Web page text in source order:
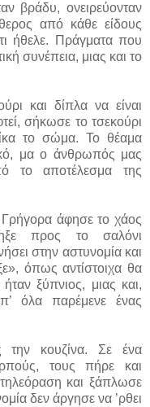
βράδυ, ονειρεύονταν
από κάθε είδους
ήθελε. Πράγματα που
συνέπεια, μιας και το
και δίπλα να είναι
σήκωσε το τσεκούρι
το σώμα. Το θέαμα
μα ο άνθρωπός μας
το αποτέλεσμα της
Γρήγορα άφησε το χάος
προς το σαλόνι
στην αστυνομία και
όπως αντίστοιχα θα
ξύπνιος, μιας και,
όλα παρέμενε ένας
την κουζίνα. Σε ένα
τους πήρε και
και ξάπλωσε
δεν άργησε να ’ρθει